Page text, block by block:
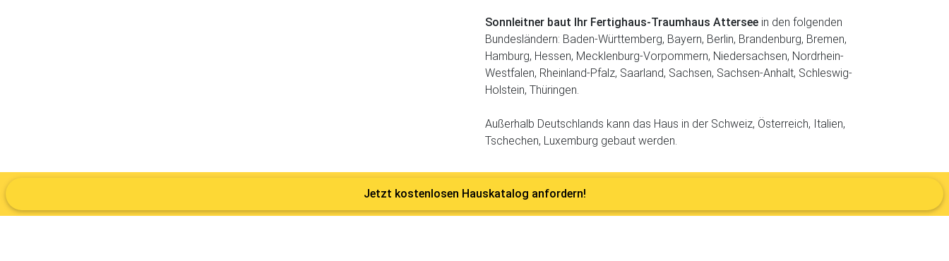
Sonnleitner baut Ihr Fertighaus-Traumhaus Attersee in den folgenden
Bundesländern: Baden-Württemberg, Bayern, Berlin, Brandenburg, Bremen,
Hamburg, Hessen, Mecklenburg-Vorpommern, Niedersachsen, Nordrhein-
Westfalen, Rheinland-Pfalz, Saarland, Sachsen, Sachsen-Anhalt, Schleswig-
Holstein, Thüringen.
Außerhalb Deutschlands kann das Haus in der Schweiz, Österreich, Italien,
Tschechen, Luxemburg gebaut werden.
Jetzt kostenlosen Hauskatalog anfordern!